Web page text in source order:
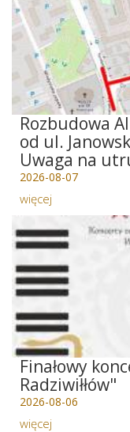
Rozbudowa
od ul.
Uwaga na
2026-08-07
więcej
Finałowy
Radziwiłłów"
2026-08-06
więcej